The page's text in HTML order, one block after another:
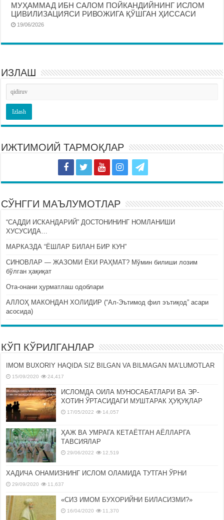
МУҲАММАД ИБН САЛОМ ПОЙКАНДИЙНИНГ ИСЛОМ
ЦИВИЛИЗАЦИЯСИ РИВОЖИГА ҚЎШГАН ҲИССАСИ
19/06/2026
ИЗЛАШ
ИЖТИМОИЙ ТАРМОҚЛАР
СЎНГГИ МАЪЛУМОТЛАР
“САДДИ ИСКАНДАРИЙ” ДОСТОНИНИНГ НОМЛАНИШИ
ХУСУСИДА…
МАРКАЗДА “ЁШЛАР БИЛАН БИР КУН”
СИНОВЛАР — ЖАЗОМИ ЁКИ РАҲМАТ? Мўмин билиши лозим
бўлган ҳақиқат
Ота-онани ҳурматлаш одоблари
АЛЛОҲ МАКОНДАН ХОЛИДИР (“Ал-Эътимод фил эътиқод” асари
асосида)
КЎП КЎРИЛГАНЛАР
IMOM BUXORIY HAQIDA SIZ BILGAN VA BILMAGAN MA’LUMOTLAR
15/09/2020 24,417
ИСЛОМДА ОИЛА МУНОСАБАТЛАРИ ВА ЭР-
ХОТИН ЎРТАСИДАГИ МУШТАРАК ҲУҚУҚЛАР
17/05/2022 14,057
ҲАЖ ВА УМРАГА КЕТАЁТГАН АЁЛЛАРГА
ТАВСИЯЛАР
29/06/2022 12,519
ХАДИЧА ОНАМИЗНИНГ ИСЛОМ ОЛАМИДА ТУТГАН ЎРНИ
29/09/2020 11,637
«СИЗ ИМОМ БУХОРИЙНИ БИЛАСИЗМИ?»
16/04/2020 11,370